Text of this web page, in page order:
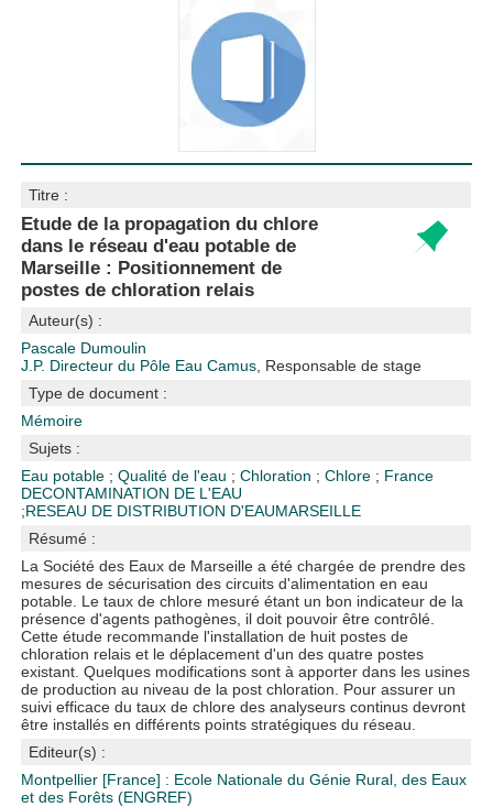
Titre :
Etude de la propagation du chlore
dans le réseau d'eau potable de
Marseille : Positionnement de
postes de chloration relais
Auteur(s) :
Pascale Dumoulin
J.P. Directeur du Pôle Eau Camus , Responsable de stage
Type de document :
Mémoire
Sujets :
Eau potable ;Qualité de l'eau ;Chloration ;Chlore ; France
DECONTAMINATION DE L'EAU
;RESEAU DE DISTRIBUTION D'EAUMARSEILLE
Résumé :
La Société des Eaux de Marseille a été chargée de prendre des
mesures de sécurisation des circuits d'alimentation en eau
potable. Le taux de chlore mesuré étant un bon indicateur de la
présence d'agents pathogènes, il doit pouvoir être contrôlé.
Cette étude recommande l'installation de huit postes de
chloration relais et le déplacement d'un des quatre postes
existant. Quelques modifications sont à apporter dans les usines
de production au niveau de la post chloration. Pour assurer un
suivi efficace du taux de chlore des analyseurs continus devront
être installés en différents points stratégiques du réseau.
Editeur(s) :
Montpellier [France] : Ecole Nationale du Génie Rural, des Eaux
et des Forêts (ENGREF)